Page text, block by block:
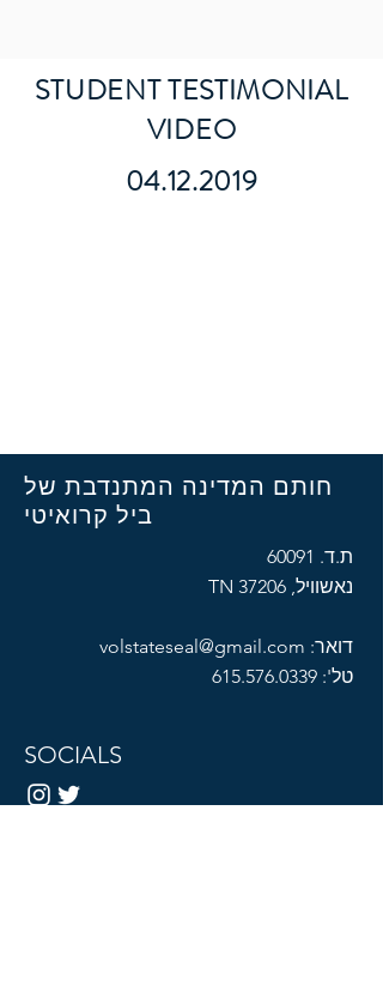
STUDENT TESTIMONIAL
VIDEO
04.12.2019
חותם המדינה המתנדבת של
ביל קרואיטי
ת.ד. 60091
נאשוויל, TN 37206
דואר: volstateseal@gmail.com
טל': 615.576.0339
SOCIALS